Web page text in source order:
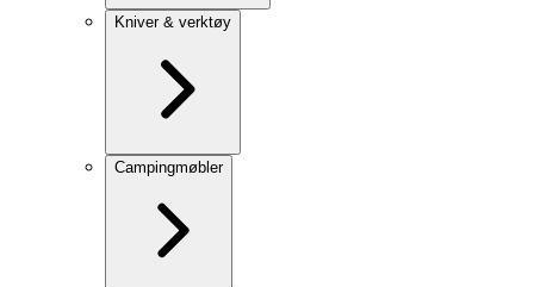
Kniver & verktøy
Campingmøbler